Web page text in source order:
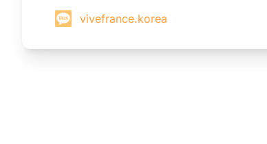
vivefrance.korea